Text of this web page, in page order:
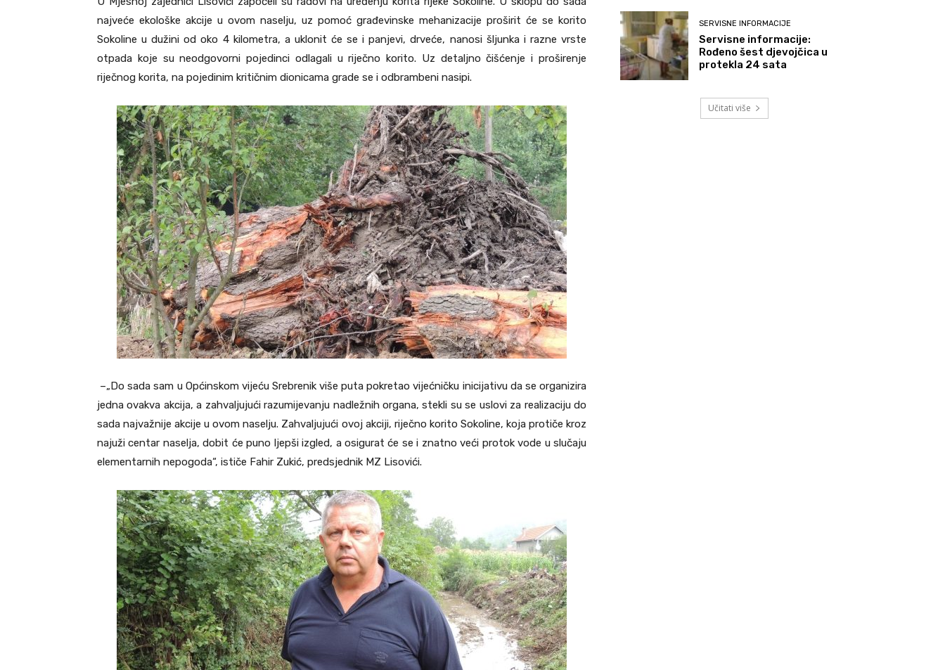
najveće ekološke akcije u ovom naselju, uz pomoć građevinske mehanizacije proširit će se korito
Sokoline u dužini od oko 4 kilometra, a uklonit će se i panjevi, drveće, nanosi šljunka i razne vrste
otpada koje su neodgovorni pojedinci odlagali u riječno korito. Uz detaljno čišćenje i proširenje
riječnog korita, na pojedinim kritičnim dionicama grade se i odbrambeni nasipi.
–„Do sada sam u Općinskom vijeću Srebrenik više puta pokretao vijećničku inicijativu da se organizira
jedna ovakva akcija, a zahvaljujući razumijevanju nadležnih organa, stekli su se uslovi za realizaciju do
sada najvažnije akcije u ovom naselju. Zahvaljujući ovoj akciji, riječno korito Sokoline, koja protiče kroz
najuži centar naselja, dobit će puno ljepši izgled, a osigurat će se i znatno veći protok vode u slučaju
elementarnih nepogoda“, ističe Fahir Zukić, predsjednik MZ Lisovići.
SERVISNE INFORMACIJE
Servisne informacije:
Rođeno šest djevojčica u
protekla 24 sata
Učitati više